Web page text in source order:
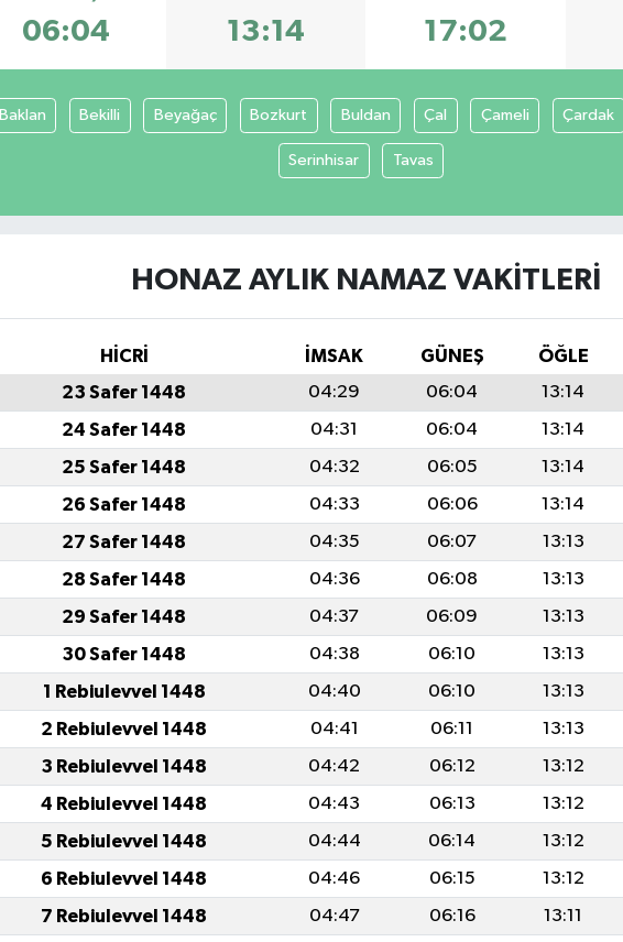
06:04 13:14 17:02
Baklan Bekilli Beyağaç Bozkurt Buldan Çal Çameli Çardak
Serinhisar Tavas
HONAZ AYLIK NAMAZ VAKITLERI
HİCRİ İMSAK GÜNEŞ ÖĞLE
23 Safer 1448 04:29 06:04 13:14
24 Safer 1448 04:31 06:04 13:14
25 Safer 1448 04:32 06:05 13:14
26 Safer 1448 04:33 06:06 13:14
27 Safer 1448 04:35 06:07 13:13
28 Safer 1448 04:36 06:08 13:13
29 Safer 1448 04:37 06:09 13:13
30 Safer 1448 04:38 06:10 13:13
1 Rebiulevvel 1448 04:40 06:10 13:13
2 Rebiulevvel 1448 04:41 06:11 13:13
3 Rebiulevvel 1448 04:42 06:12 13:12
4 Rebiulevvel 1448 04:43 06:13 13:12
5 Rebiulevvel 1448 04:44 06:14 13:12
6 Rebiulevvel 1448 04:46 06:15 13:12
7 Rebiulevvel 1448 04:47 06:16 13:11